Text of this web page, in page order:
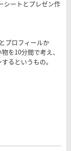
シートとプレゼン作
プロフィールか
を10分間で考え、
るというもの。